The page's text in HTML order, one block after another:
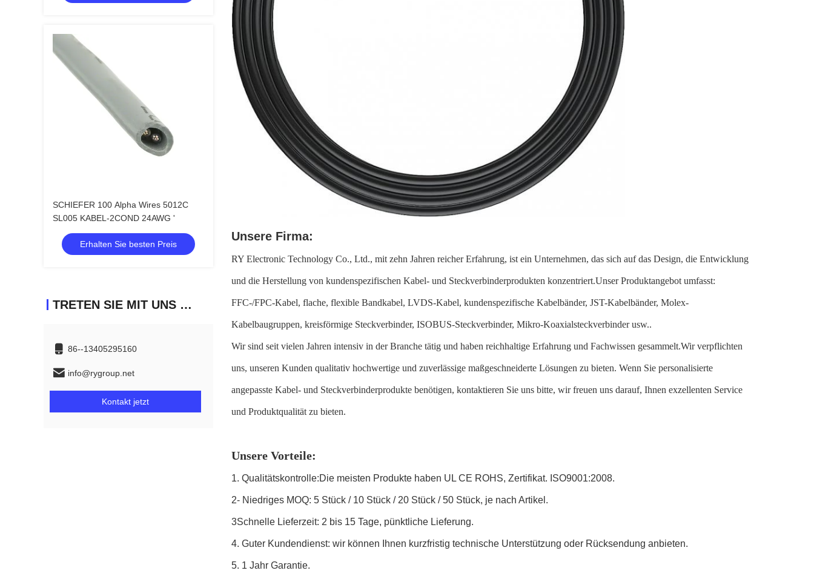
SCHIEFER 100 Alpha Wires 5012C
SL005 KABEL-2COND 24AWG '
Erhalten Sie besten Preis
TRETEN SIE MIT UNS IN VERBINDUNG
86--13405295160
info@rygroup.net
Kontakt jetzt
Unsere Firma:
RY Electronic Technology Co., Ltd., mit zehn Jahren reicher Erfahrung, ist ein Unternehmen, das sich auf das Design, die Entwicklung
und die Herstellung von kundenspezifischen Kabel- und Steckverbinderprodukten konzentriert.Unser Produktangebot umfasst:
FFC-/FPC-Kabel, flache, flexible Bandkabel, LVDS-Kabel, kundenspezifische Kabelbänder, JST-Kabelbänder, Molex-
Kabelbaugruppen, kreisförmige Steckverbinder, ISOBUS-Steckverbinder, Mikro-Koaxialsteckverbinder usw..
Wir sind seit vielen Jahren intensiv in der Branche tätig und haben reichhaltige Erfahrung und Fachwissen gesammelt.Wir verpflichten
uns, unseren Kunden qualitativ hochwertige und zuverlässige maßgeschneiderte Lösungen zu bieten. Wenn Sie personalisierte
angepasste Kabel- und Steckverbinderprodukte benötigen, kontaktieren Sie uns bitte, wir freuen uns darauf, Ihnen exzellenten Service
und Produktqualität zu bieten.
Unsere Vorteile:
1. Qualitätskontrolle:Die meisten Produkte haben UL CE ROHS, Zertifikat. ISO9001:2008.
2- Niedriges MOQ: 5 Stück / 10 Stück / 20 Stück / 50 Stück, je nach Artikel.
3Schnelle Lieferzeit: 2 bis 15 Tage, pünktliche Lieferung.
4. Guter Kundendienst: wir können Ihnen kurzfristig technische Unterstützung oder Rücksendung anbieten.
5. 1 Jahr Garantie.